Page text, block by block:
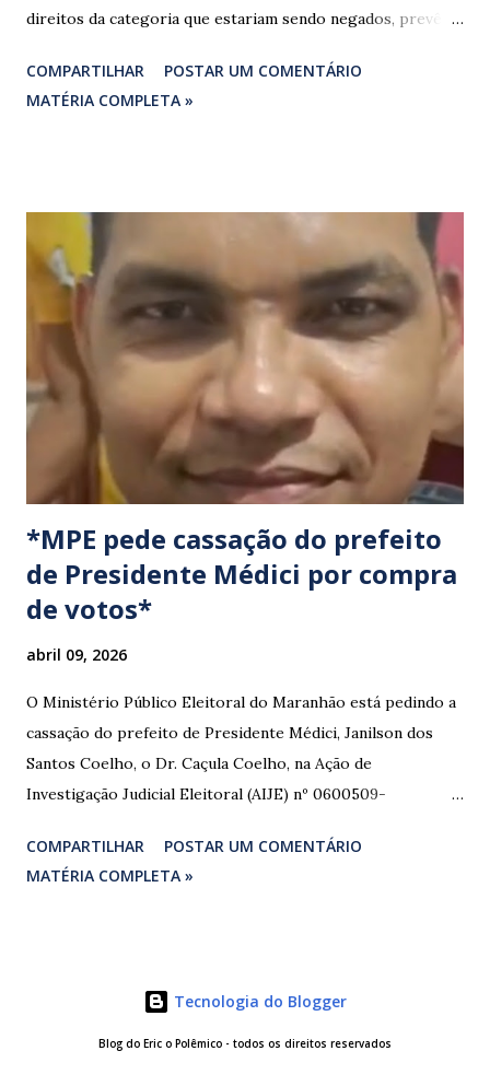
direitos da categoria que estariam sendo negados, prevê o
federais que cortam o estado. ​As interdições estão
programadas para começar às 07:00 da manhã e, segundo
manifestação busca chamar a atenção das autoridades para
a pauta da pesca artesanal maranhense, exigindo o
cumprimento de garantias e assistência aos trabalhadores
do setor. Motoristas que planejam trafegar por essas
regiões na data devem estar atentos a possíveis
congestionamentos e atrasos.
COMPARTILHAR
POSTAR UM COMENTÁRIO
MATÉRIA COMPLETA »
*MPE pede cassação do prefeito
de Presidente Médici por compra
de votos*
abril 09, 2026
O Ministério Público Eleitoral do Maranhão está pedindo a
cassação do prefeito de Presidente Médici, Janilson dos
Santos Coelho, o Dr. Caçula Coelho, na Ação de
Investigação Judicial Eleitoral (AIJE) nº 0600509-
Santa Luzia do Paruá. A ação foi movida pela Coligação
“União e Reconstrução” (PP/PL/União), que denunciou a
autos são contundentes. Testemunhas relataram ter
recebido R$ 3.000,00 em troca de votos, com negociação
COMPARTILHAR
POSTAR UM COMENTÁRIO
MATÉRIA COMPLETA »
Tecnologia do Blogger
Blog do Eric o Polêmico - todos os direitos reservados